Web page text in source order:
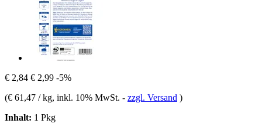
€ 2,84 € 2,99 -5%
(€ 61,47 / kg, inkl. 10% MwSt. - zzgl. Versand )
Inhalt: 1 Pkg